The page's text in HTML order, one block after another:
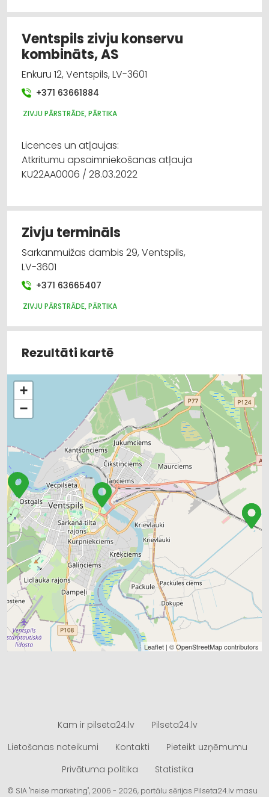
Ventspils zivju konservu
kombināts, AS
Enkuru 12, Ventspils, LV-3601
+371 63661884
ZIVJU PĀRSTRĀDE, PĀRTIKA
Licences un atļaujas:
Atkritumu apsaimniekošanas atļauja
KU22AA0006 / 28.03.2022
Zivju termināls
Sarkanmuižas dambis 29, Ventspils,
LV-3601
+371 63665407
ZIVJU PĀRSTRĀDE, PĀRTIKA
Rezultāti kartē
+
−
Leaflet | ©OpenStreetMapcontributors
Kam ir pilseta24.lv
Pilseta24.lv
Lietošanas noteikumi
Kontakti
Pieteikt uzņēmumu
Privātuma politika
Statistika
© SIA "heise marketing", 2006 - 2026, portālu sērijas Pilseta24.lv masu